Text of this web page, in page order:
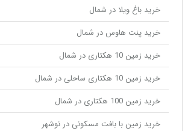
خرید باغ ویلا در شمال
خرید پنت هاوس در شمال
خرید زمین 10 هکتاری در شمال
خرید زمین 10 هکتاری ساحلی در شمال
خرید زمین 100 هکتاری در شمال
خرید زمین با بافت مسکونی در نوشهر